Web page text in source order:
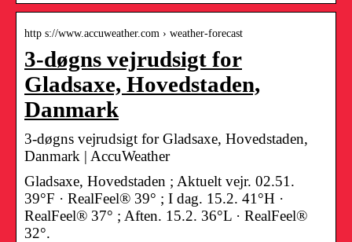
http s://www.accuweather.com › weather-forecast
3-døgns vejrudsigt for
Gladsaxe, Hovedstaden,
Danmark
3-døgns vejrudsigt for Gladsaxe, Hovedstaden,
Danmark | AccuWeather
Gladsaxe, Hovedstaden ; Aktuelt vejr. 02.51.
39°F · RealFeel® 39° ; I dag. 15.2. 41°H ·
RealFeel® 37° ; Aften. 15.2. 36°L · RealFeel®
32°.